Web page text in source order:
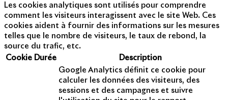
Les cookies analytiques sont utilisés pour comprendre
comment les visiteurs interagissent avec le site Web. Ces
cookies aident à fournir des informations sur les mesures
telles que le nombre de visiteurs, le taux de rebond, la
source du trafic, etc.
Cookie Durée Description
Google Analytics définit ce cookie pour
calculer les données des visiteurs, des
sessions et des campagnes et suivre